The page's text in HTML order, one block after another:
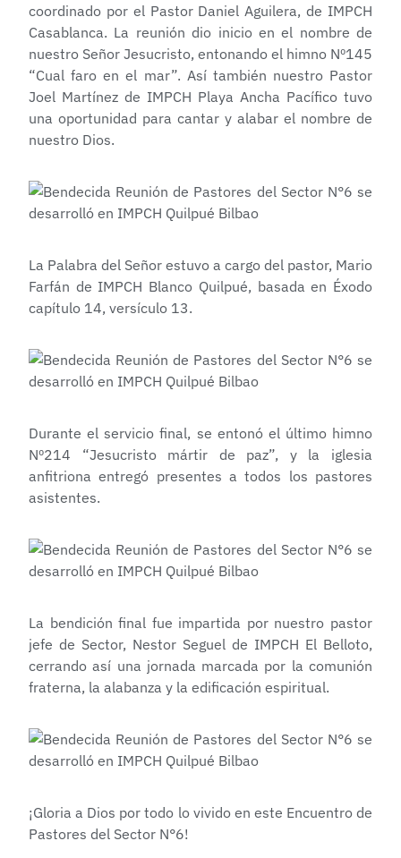
coordinado por el Pastor Daniel Aguilera, de IMPCH
Casablanca. La reunión dio inicio en el nombre de
nuestro Señor Jesucristo, entonando el himno Nº145
“Cual faro en el mar”. Así también nuestro Pastor
Joel Martínez de IMPCH Playa Ancha Pacífico tuvo
una oportunidad para cantar y alabar el nombre de
nuestro Dios.
La Palabra del Señor estuvo a cargo del pastor, Mario
Farfán de IMPCH Blanco Quilpué, basada en Éxodo
capítulo 14, versículo 13.
Durante el servicio final, se entonó el último himno
Nº214 “Jesucristo mártir de paz”, y la iglesia
anfitriona entregó presentes a todos los pastores
asistentes.
La bendición final fue impartida por nuestro pastor
jefe de Sector, Nestor Seguel de IMPCH El Belloto,
cerrando así una jornada marcada por la comunión
fraterna, la alabanza y la edificación espiritual.
¡Gloria a Dios por todo lo vivido en este Encuentro de
Pastores del Sector N°6!